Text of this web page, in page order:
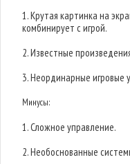
1. Крутая картинка на
комбинирует с игрой.
2. Известные
3. Неординарные игровые
Минусы:
1. Сложное управление.
2. Необоснованные